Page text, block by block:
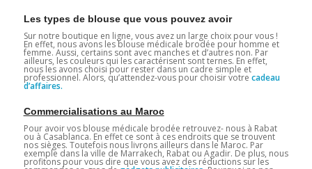
Les types de blouse que vous pouvez avoir
Sur notre boutique en ligne, vous avez un large choix pour vous !
En effet, nous avons les blouse médicale brodée pour homme et
femme. Aussi, certains sont avec manches et d’autres non. Par
ailleurs, les couleurs qui les caractérisent sont ternes. En effet,
nous les avons choisi pour rester dans un cadre simple et
professionnel. Alors, qu’attendez-vous pour choisir votre cadeau
d’affaires.
Commercialisations au Maroc
Pour avoir vos blouse médicale brodée retrouvez- nous à Rabat
ou à Casablanca. En effet ce sont à ces endroits que se trouvent
nos sièges. Toutefois nous livrons ailleurs dans le Maroc. Par
exemple dans la ville de Marrakech, Rabat ou Agadir. De plus, nous
profitons pour vous dire que vous avez des réductions sur les